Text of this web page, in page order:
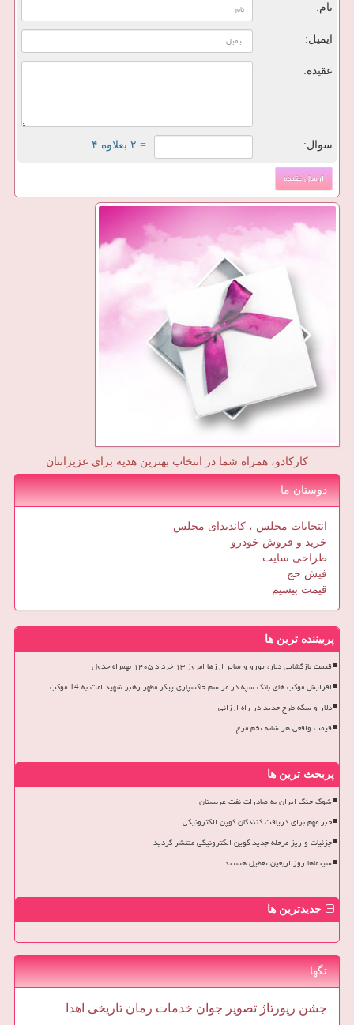
نام:
ایمیل:
عقیده:
سوال: = ۲ بعلاوه ۴
کارکادو، همراه شما در انتخاب بهترین هدیه برای عزیزانتان
دوستان ما
انتخابات مجلس ، کاندیدای مجلس
خرید و فروش خودرو
طراحی سایت
فیش حج
قیمت بیسیم
پربیننده ترین ها
قیمت بازگشایی دلار، یورو و سایر ارزها امروز ۱۳ خرداد ۱۴۰۵ بهمراه جدول
افزایش موکب های بانک سپه در مراسم خاکسپاری پیکر مطهر رهبر شهید امت به 14 موکب
دلار و سکه طرح جدید در راه ارزانی
قیمت واقعی هر شانه تخم مرغ
پربحث ترین ها
شوک جنگ ایران به صادرات نفت عربستان
خبر مهم برای دریافت کنندگان کوپن الکترونیکی
جزئیات واریز مرحله جدید کوپن الکترونیکی منتشر گردید
سینماها روز اربعین تعطیل هستند
جدیدترین ها
تگها
جشن رپورتاژ تصویر جوان خدمات رمان تاریخی اهدا